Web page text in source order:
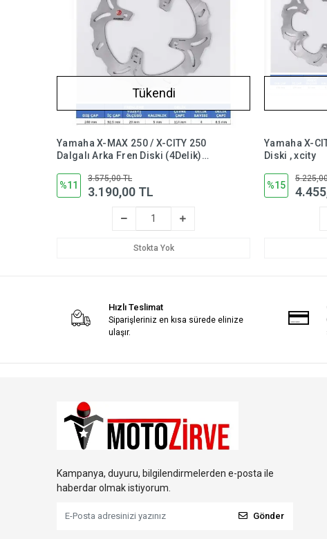
Tükendi
Yamaha X-MAX 250 / X-CITY 250
Dalgalı Arka Fren Diski (4Delik)
%11
3.575,00 TL
3.190,00 TL
Stokta Yok
Yamaha X-CITY 250
Diski , xcity
%15
Hızlı Teslimat
Siparişleriniz en kısa sürede elinize
ulaşır.
Kampanya, duyuru, bilgilendirmelerden e-posta ile
haberdar olmak istiyorum.
Gönder